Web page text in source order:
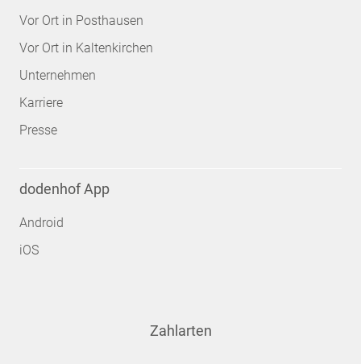
Vor Ort in Posthausen
Vor Ort in Kaltenkirchen
Unternehmen
Karriere
Presse
dodenhof App
Android
iOS
Zahlarten